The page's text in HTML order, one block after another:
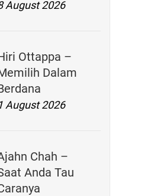
August 2026
Ottappa –
Dalam
1 August 2026
Chah –
Anda Tau